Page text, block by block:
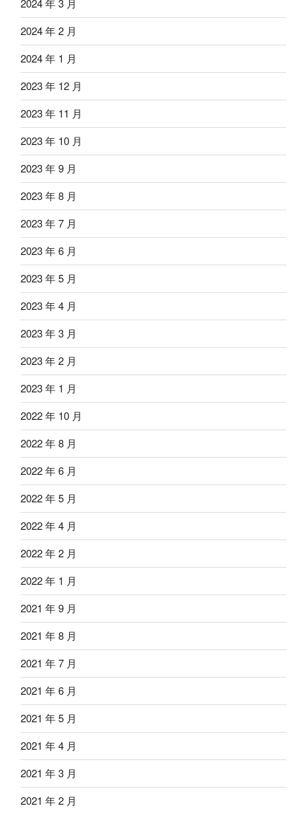
2024 年 3 月
2024 年 2 月
2024 年 1 月
2023 年 12 月
2023 年 11 月
2023 年 10 月
2023 年 9 月
2023 年 8 月
2023 年 7 月
2023 年 6 月
2023 年 5 月
2023 年 4 月
2023 年 3 月
2023 年 2 月
2023 年 1 月
2022 年 10 月
2022 年 8 月
2022 年 6 月
2022 年 5 月
2022 年 4 月
2022 年 2 月
2022 年 1 月
2021 年 9 月
2021 年 8 月
2021 年 7 月
2021 年 6 月
2021 年 5 月
2021 年 4 月
2021 年 3 月
2021 年 2 月